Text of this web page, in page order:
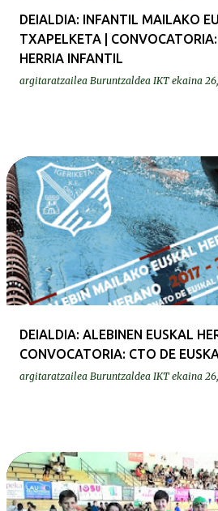
DEIALDIA: INFANTIL MAILAKO
TXAPELKETA |
HERRIA INFANTIL
argitaratzailea Buruntzaldea IKT ekaina
DEIALDIA: ALEBINEN EUSKAL
CONVOCATORIA: CTO DE
argitaratzailea Buruntzaldea IKT ekaina